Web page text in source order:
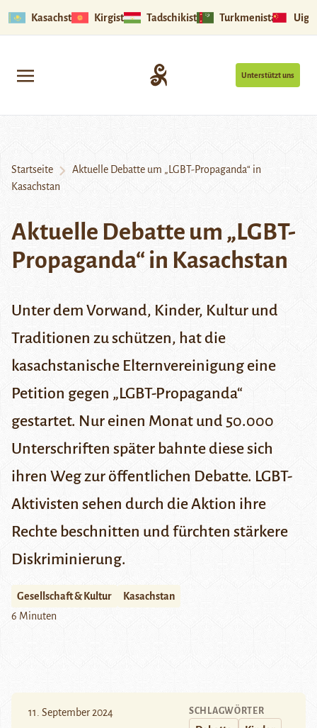
Kasachstan Kirgistan Tadschikistan Turkmenistan
Unterstützt uns
Startseite
Aktuelle Debatte um „LGBT-Propaganda“ in
Kasachstan
Aktuelle Debatte um „LGBT-
Propaganda“ in Kasachstan
Unter dem Vorwand, Kinder, Kultur und
Traditionen zu schützen, hat die
kasachstanische Elternvereinigung eine
Petition gegen „LGBT-Propaganda“
gestartet. Nur einen Monat und 50.000
Unterschriften später bahnte diese sich
ihren Weg zur öffentlichen Debatte. LGBT-
Aktivisten sehen durch die Aktion ihre
Rechte beschnitten und fürchten stärkere
Diskriminierung.
Gesellschaft & Kultur
Kasachstan
6 Minuten
11. September 2024 SCHLAGWÖRTER